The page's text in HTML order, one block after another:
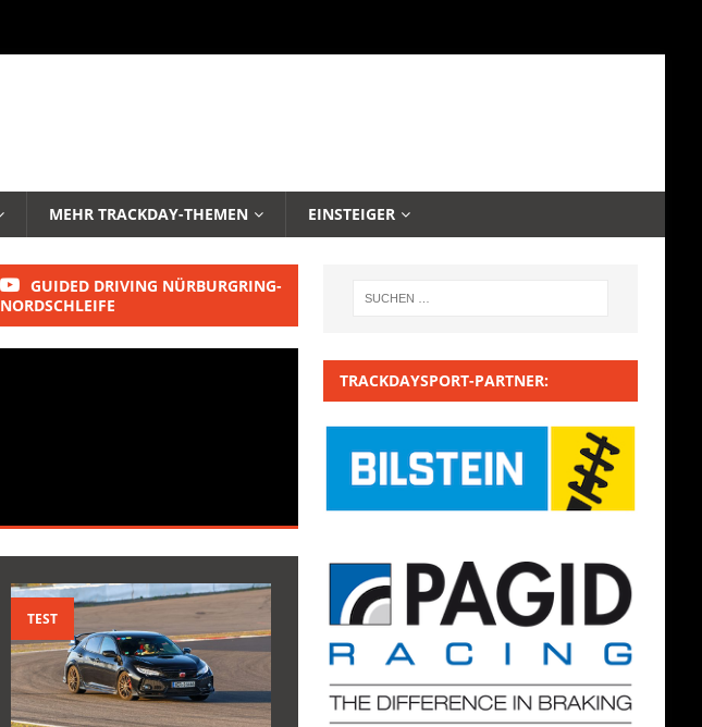
MEHR TRACKDAY-THEMEN EINSTEIGER
GUIDED DRIVING NÜRBURGRING-
NORDSCHLEIFE
TEST
TRACKDAYSPORT-PARTNER: